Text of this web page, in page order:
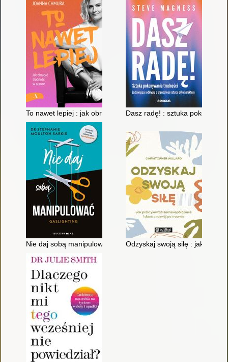
To nawet lepiej : jak obracać trudności w szanse
Dasz radę! : sztuka
Nie daj sobą manipulować : gaslightingOdzyskaj swoją siłę : jak